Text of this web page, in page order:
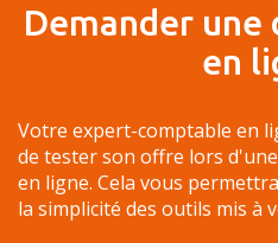
Demander
en
Votre expert-comptable en
de tester son offre lors
en ligne. Cela vous
la simplicité des outils mis à